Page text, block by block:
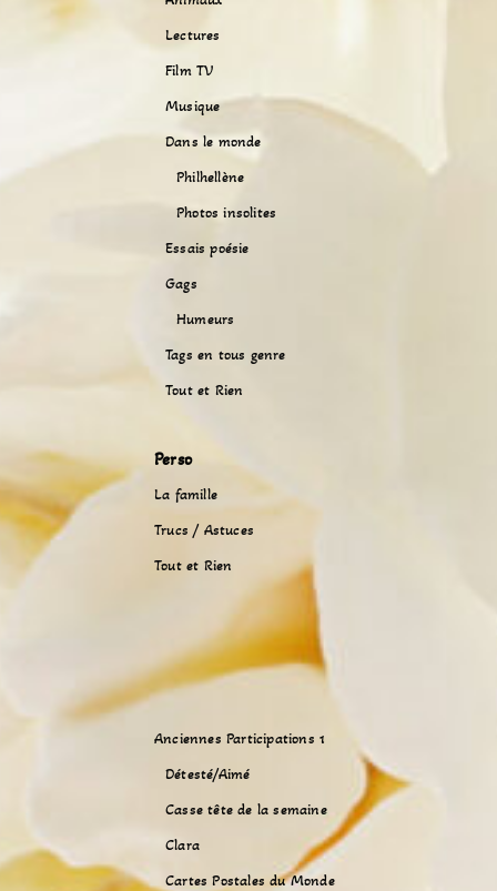
Lectures
Film TV
Musique
Dans le monde
Philhellène
Photos insolites
Essais poésie
Gags
Humeurs
Tags en tous genre
Tout et Rien
Perso
La famille
Trucs / Astuces
Tout et Rien
Anciennes Participations 1
Détesté/Aimé
Casse tête de la semaine
Clara
Cartes Postales du Monde